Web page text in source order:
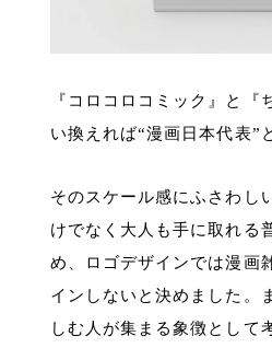
『コロコロコミック』と『
い換えれば“漫画日本代表”
そのスケール感にふさわし
けでなく大人も手に取れる
め、ロゴデザインでは漫画
インしないと決めました。
しむ人が集まる象徴として